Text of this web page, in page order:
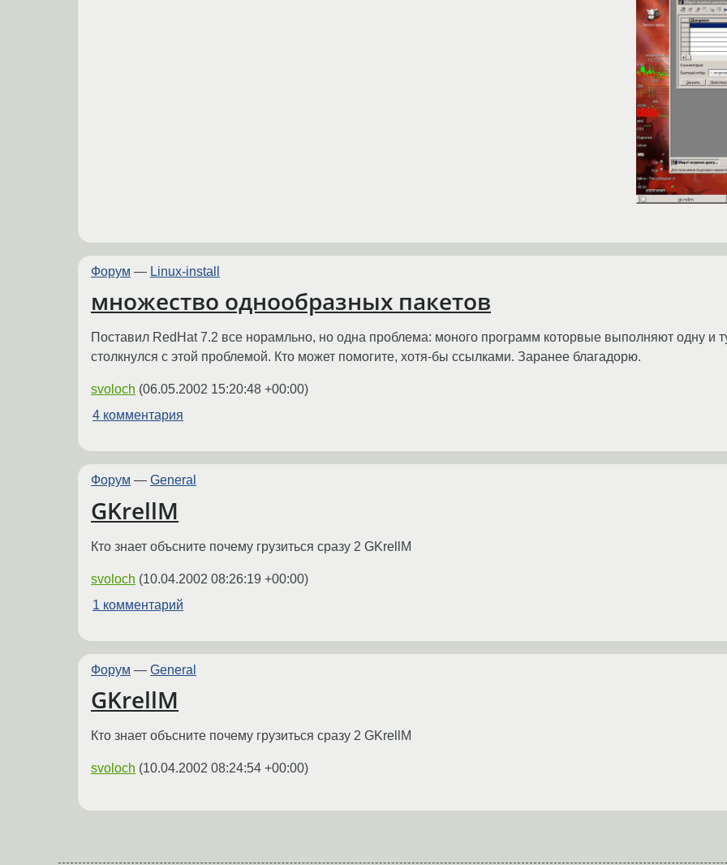
Форум — Linux-install
множество однообразных пакетов
Поставил RedHat 7.2 все норамльно, но одна проблема: моного программ которвые выполняют одну
столкнулся с этой проблемой. Кто может помогите, хотя-бы ссылками. Заранее благадорю.
svoloch (06.05.2002 15:20:48 +00:00)
4 комментария
Форум — General
GKrellM
Кто знает объсните почему грузиться сразу 2 GKrellM
svoloch (10.04.2002 08:26:19 +00:00)
1 комментарий
Форум — General
GKrellM
Кто знает объсните почему грузиться сразу 2 GKrellM
svoloch (10.04.2002 08:24:54 +00:00)